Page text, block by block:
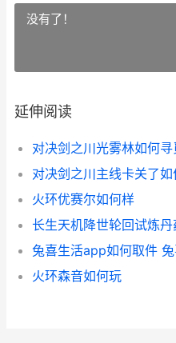
没有了！
延伸阅读
对决剑之川光雾林如何
对决剑之川主线卡关了
火环优赛尔如何样
兔喜生活app如何取件
火环森音如何玩